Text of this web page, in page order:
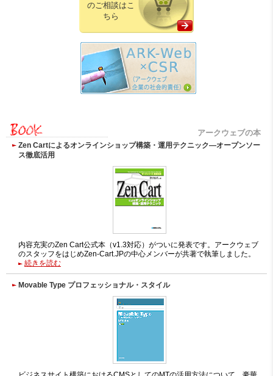
のご相談はこ
ちら
アークウェブの本
Zen Cartによるオンラインショップ構築・運用テクニック―オープンソー
ス徹底活用
内容充実のZen Cart公式本（v1.3対応）がついに発表です。アークウェブ
のスタッフをはじめZen-Cart.JPの中心メンバーが共著で執筆しました。
続きを読む
Movable Type プロフェッショナル・スタイル